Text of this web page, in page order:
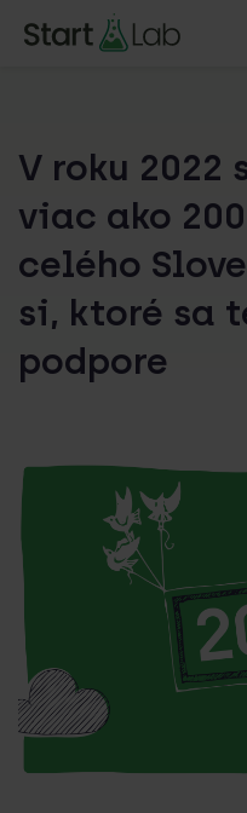
V roku 2022
viac ako
celého
si, ktoré sa
podpore